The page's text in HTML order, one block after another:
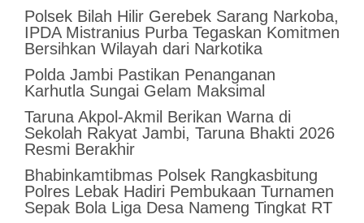
Polsek Bilah Hilir Gerebek Sarang Narkoba,
IPDA Mistranius Purba Tegaskan Komitmen
Bersihkan Wilayah dari Narkotika
Polda Jambi Pastikan Penanganan
Karhutla Sungai Gelam Maksimal
Taruna Akpol-Akmil Berikan Warna di
Sekolah Rakyat Jambi, Taruna Bhakti 2026
Resmi Berakhir
Bhabinkamtibmas Polsek Rangkasbitung
Polres Lebak Hadiri Pembukaan Turnamen
Sepak Bola Liga Desa Nameng Tingkat RT